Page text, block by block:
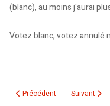
(blanc), au moins j'aurai
Votez blanc, votez annulé
Article précédent :
Précédent Article
Suivant